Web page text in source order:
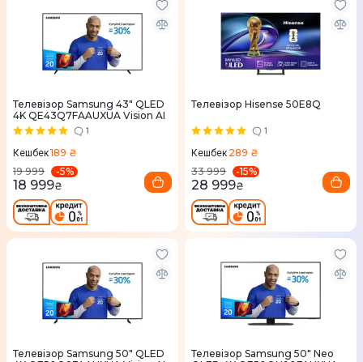
Телевізор Samsung 43" QLED
4K QE43Q7FAAUXUA Vision AI
1
Кешбек189 ₴
19 999
-5%
18 999₴
Телевізор Hisense 50E8Q
1
Кешбек 289 ₴
33 999
-15%
28 999₴
Телевізор Samsung 50" QLED
Телевізор Samsung 50" Neo